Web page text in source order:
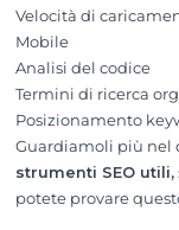
Velocità di
Mobile
Analisi del codice
Termini di ricerca
Posizionamento
Guardiamoli più nel
strumenti SEO utili,
potete provare